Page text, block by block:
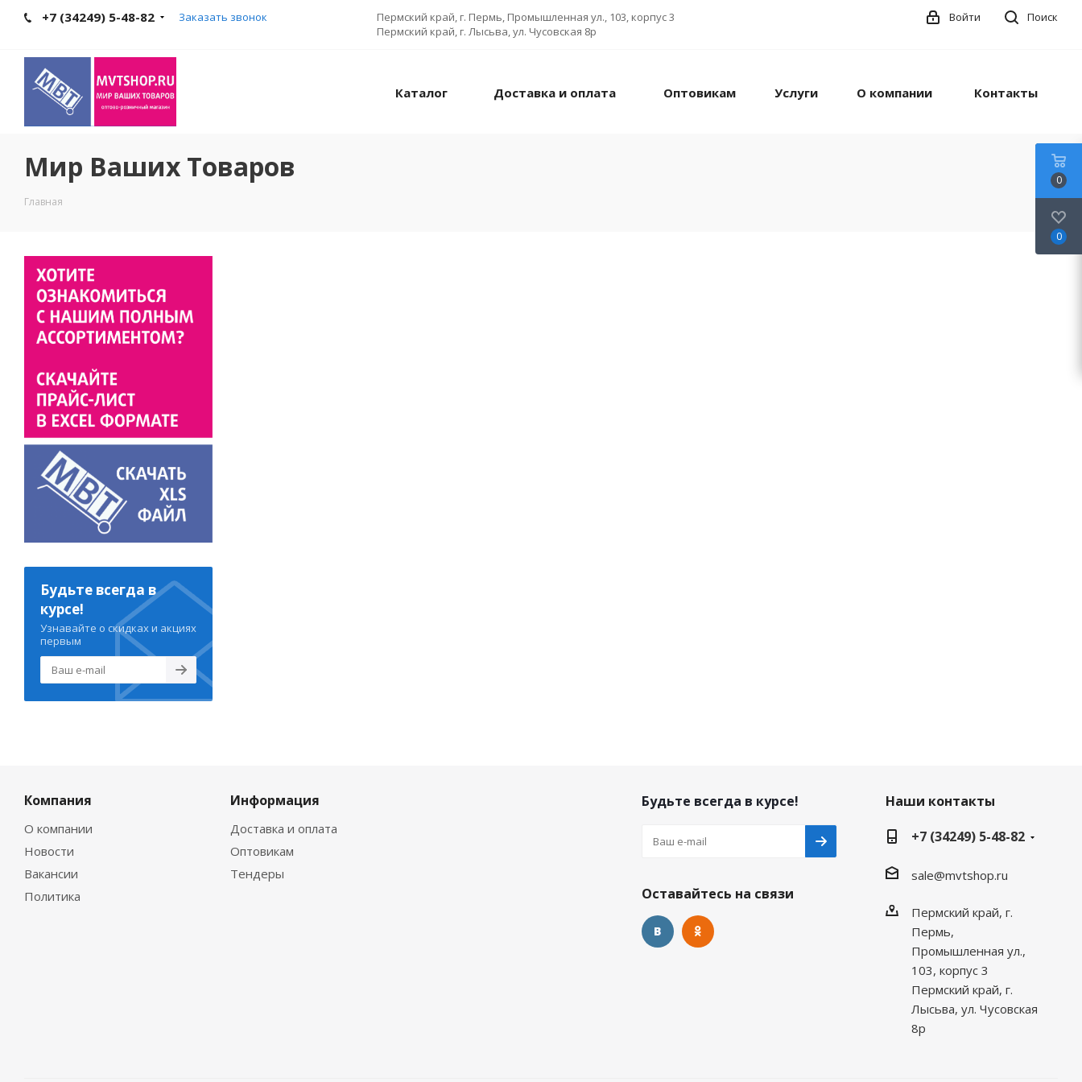
+7 (34249) 5-48-82 Заказать звонок
Пермский край, г. Пермь, Промышленная ул., 103, корпус 3
Пермский край, г. Лысьва, ул. Чусовская 8р
Поиск
Войти
Каталог Доставка и оплата Оптовикам Услуги О компании Контакты
Мир Ваших Товаров
Главная
Будьте всегда в
курсе!
Узнавайте о скидках и акциях
первым
Компания
О компании
Новости
Вакансии
Политика
Информация
Доставка и оплата
Оптовикам
Тендеры
Будьте всегда в курсе!
Оставайтесь на связи
Наши контакты
+7 (34249) 5-48-82
sale@mvtshop.ru
Пермский край, г.
Пермь,
Промышленная ул.,
103, корпус 3
Пермский край, г.
Лысьва, ул. Чусовская
8р
0
0